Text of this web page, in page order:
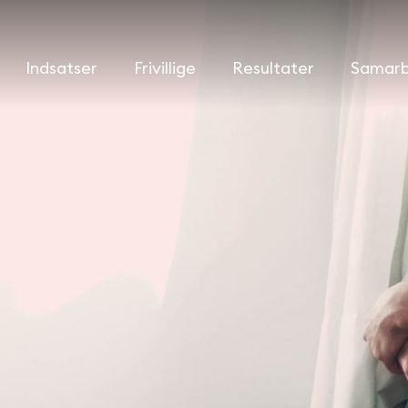
Indsatser Frivillige Resultater